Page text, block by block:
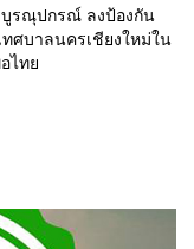
บูรณุปกรณ์ ลงป้องกัน
ศบาลนครเชียงใหม่ใน
ไทย